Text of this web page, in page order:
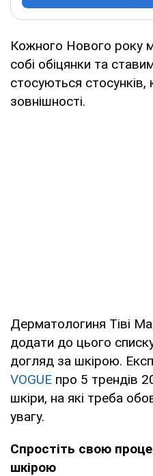
Кожного Нового року
собі обіцянки та
стосуються стосунків,
зовнішності.
Дерматологиня Тіві
додати до цього
догляд за шкірою.
VOGUE про 5 трендів
шкіри, на які треба
увагу.
Спростіть свою
шкірою